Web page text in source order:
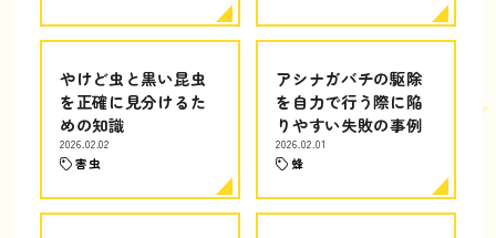
やけど虫と黒い昆虫
を正確に見分けるた
めの知識
2026.02.02
害虫
アシナガバチの駆除
を自力で行う際に陥
りやすい失敗の事例
2026.02.01
蜂